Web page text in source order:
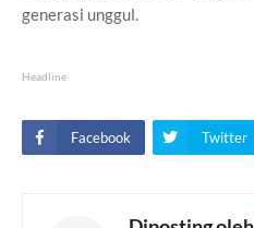
generasi unggul.
Headline
Facebook Twitter